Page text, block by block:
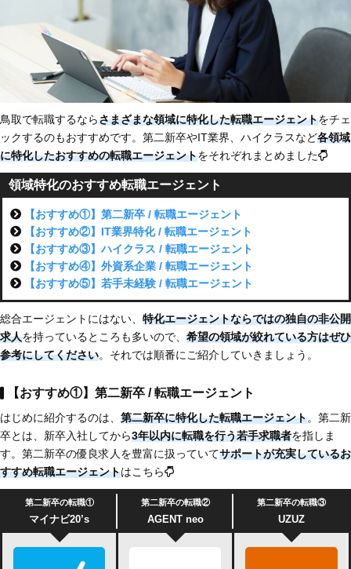
鳥取で転職するならさまざまな領域に特化した転職エージェントをチェ
ックするのもおすすめです。第二新卒やIT業界、ハイクラスなど各領域
に特化したおすすめの転職エージェントをそれぞれまとめました
領域特化のおすすめ転職エージェント
【おすすめ①】第二新卒 / 転職エージェント
【おすすめ②】IT業界特化 / 転職エージェント
【おすすめ③】ハイクラス / 転職エージェント
【おすすめ④】外資系企業 / 転職エージェント
【おすすめ⑤】若手未経験 / 転職エージェント
総合エージェントにはない、 特化エージェントならではの独自の非公開
求人を持っているところも多いので、 希望の領域が絞れている方はぜひ
参考にしてください。それでは順番にご紹介していきましょう。
【おすすめ①】第二新卒 / 転職エージェント
はじめに紹介するのは、 第二新卒に特化した転職エージェント。第二新
卒とは、新卒入社してから3年以内に転職を行う若手求職者を指しま
す。第二新卒の優良求人を豊富に扱っていてサポートが充実しているお
すすめ転職エージェントはこちら
第二新卒の転職①
マイナビ20’s
第二新卒の転職②
AGENT neo
第二新卒の転職③
UZUZ